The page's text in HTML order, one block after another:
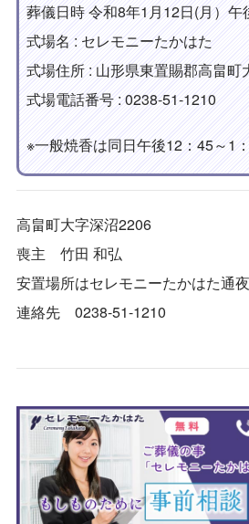
葬儀日時 令和8年1月12日(月）午
式場名 : セレモニーたかはた
式場住所 : 山形県東置賜郡高畠町
式場電話番号 : 0238-51-1210
※一般焼香は同日午後12：45～1
高畠町大字深沼2206
喪主 竹田 和弘
安置場所はセレモニーたかはた通
連絡先 0238-51-1210